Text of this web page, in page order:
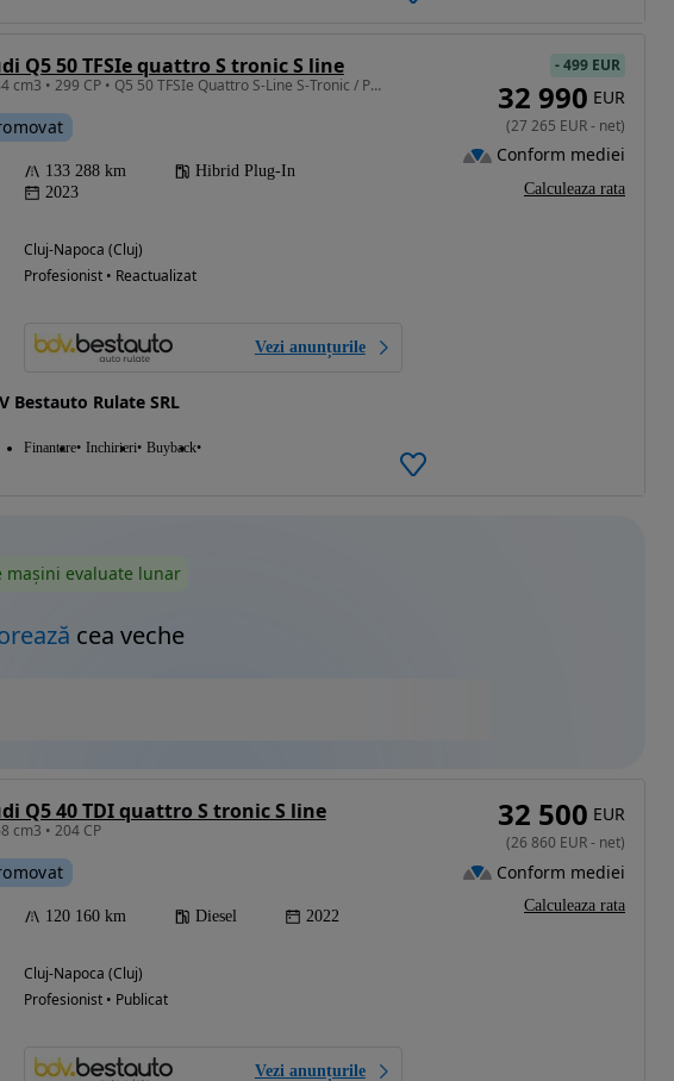
Q5 50 TFSIe quattro S tronic S line
1984 cm3 • 299 CP • Q5 50 TFSIe Quattro S-Line S-Tronic / Pano / Camera / Live Cockpit
133 288 km
Hibrid Plug-In
2023
Cluj-Napoca (Cluj)
Profesionist • Reactualizat
Vezi anunțurile
Bestauto Rulate SRL
Finantare Inchirieri Buyback
-499 EUR
32 990 EUR
(27 265 EUR- net)
Conform mediei
Calculeaza rata
mașini evaluate lunar
cea veche
Q5 40 TDI quattro S tronic S line
cm3 • 204 CP
120 160 km Diesel 2022
Cluj-Napoca (Cluj)
Profesionist • Publicat
Vezi anunțurile
32 500 EUR
(26 860 EUR- net)
Conform mediei
Calculeaza rata